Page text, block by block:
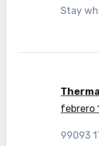
Stay
febrero
99093